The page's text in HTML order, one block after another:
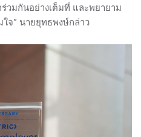
มกันอย่างเต็มที่ และพยายาม
ใจ” นายยุทธพงษ์กล่าว